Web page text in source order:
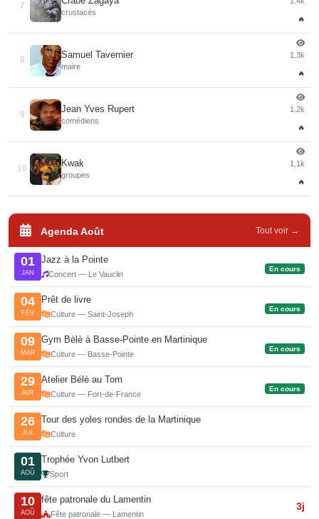
7
crustacés
🔥
8
Samuel Tavernier
maire
1.3k
🔥
9
Jean Yves Rupert
comédiens
1.2k
🔥
10
Kwak
groupes
1.1k
🔥
Agenda Août Tout voir →
01
JAN
Jazz à la Pointe
Concert — Le Vauclin
En cours
04
FÉV
Prêt de livre
Culture — Saint-Joseph
En cours
09
MAR
Gym Bèlè à Basse-Pointe en Martinique
Culture — Basse-Pointe
En cours
29
AVR
Atelier Bélè au Tom
Culture — Fort-de-France
En cours
26
JUL
Tour des yoles rondes de la Martinique
Culture
01
AOÛ
Trophée Yvon Lutbert
Sport
10
AOÛ
fête patronale du Lamentin
Fête patronale — Lamentin
3j